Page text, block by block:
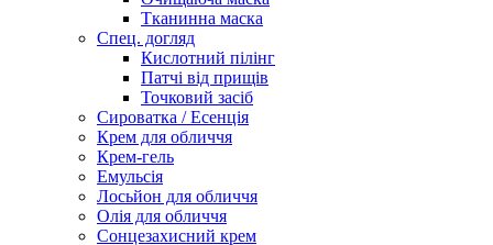
Тканинна маска
Спец. догляд
Кислотний пілінг
Патчі від прищів
Точковий засіб
Сироватка / Есенція
Крем для обличчя
Крем-гель
Емульсія
Лосьйон для обличчя
Олія для обличчя
Сонцезахисний крем